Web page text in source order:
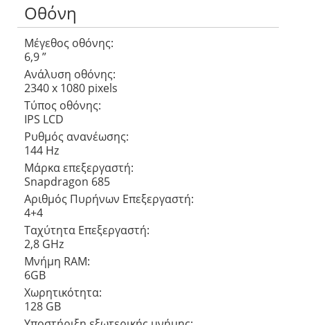
Οθόνη
Μέγεθος οθόνης:
6,9 ”
Ανάλυση οθόνης:
2340 x 1080 pixels
Τύπος οθόνης:
IPS LCD
Ρυθμός ανανέωσης:
144 Hz
Μάρκα επεξεργαστή:
Snapdragon 685
Αριθμός Πυρήνων Eπεξεργαστή:
4+4
Ταχύτητα Επεξεργαστή:
2,8 GHz
Μνήμη RAM:
6GB
Χωρητικότητα:
128 GB